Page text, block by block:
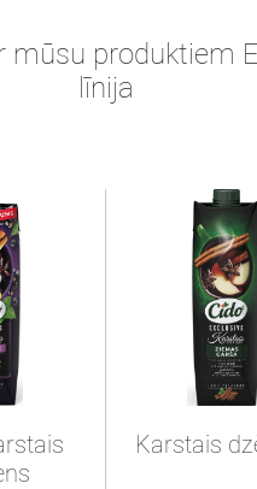
mūsu produktiem
līnija
Karstais